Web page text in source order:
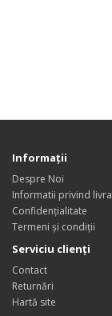
Informații
Despre Noi
Informatii privind
Confidențialitate
Termeni și condiții
Serviciu clienți
Contact
Returnări
Hartă site